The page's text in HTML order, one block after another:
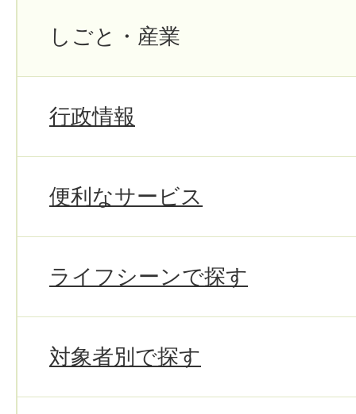
しごと・産業
行政情報
便利なサービス
ライフシーンで探す
対象者別で探す